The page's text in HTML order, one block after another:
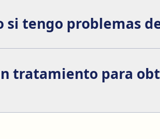
tengo problemas
tratamiento para